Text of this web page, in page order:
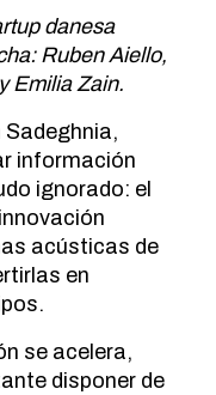
danesa
Ruben Aiello,
Emilia Zain.
Sadeghnia,
información
ignorado: el
acústicas de
en
se acelera,
disponer de